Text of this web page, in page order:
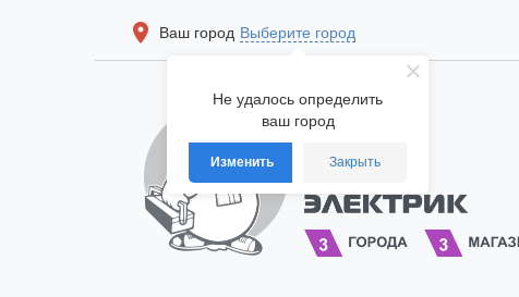
Не удалось определить
ваш город
Изменить Закрыть
Ваш город Выберите город